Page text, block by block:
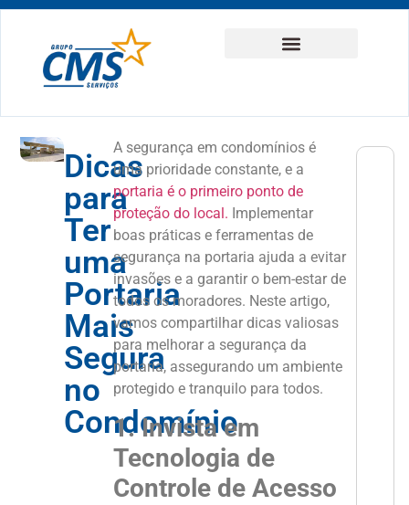
Dicas
para
Ter
uma
Portaria
Mais
Segura
no
Condomínio
A segurança em condomínios é
uma prioridade constante, e a
portaria é o primeiro ponto de
proteção do local. Implementar
boas práticas e ferramentas de
segurança na portaria ajuda a evitar
invasões e a garantir o bem-estar de
todos os moradores. Neste artigo,
vamos compartilhar dicas valiosas
para melhorar a segurança da
portaria, assegurando um ambiente
protegido e tranquilo para todos.
1. Invista em
Tecnologia de
Controle de Acesso